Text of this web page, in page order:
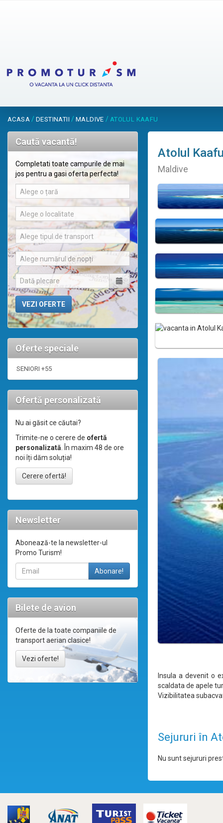
ACASA / DESTINATII / MALDIVE / ATOLUL KAAFU
Caută vacantă!
Completati toate campurile de mai
jos pentru a gasi oferta perfecta!
Alege o țară
Alege o localitate
Alege tipul de transport
Alege numărul de nopți
Oferte speciale
SENIORI +55
Ofertă personalizată
Nu ai găsit ce căutai?
Trimite-ne o cerere de ofertă
personalizată. În maxim 48 de ore
noi îți dăm soluția!
Cerere ofertă!
Newsletter
Abonează-te la newsletter-ul
Promo Turism!
Bilete de avion
Oferte de la toate companiile de
transport aerian clasice!
Vezi oferte!
Atolul
Maldive
Insula a devenit o
scaldata de apele
Vizibilitatea
Sejururi în
Nu sunt sejururi